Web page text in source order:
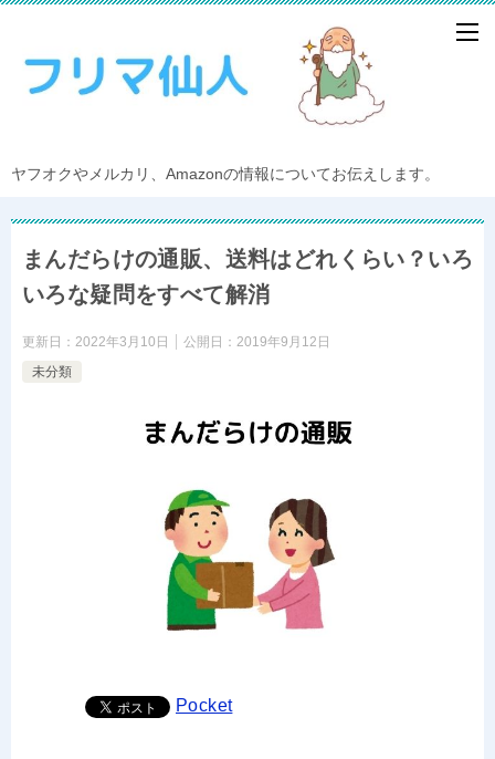
ヤフオクやメルカリ、Amazonの情報についてお伝えします。
まんだらけの通販、送料はどれくらい？いろ
いろな疑問をすべて解消
更新日： 2022年3月10日 公開日： 2019年9月12日
未分類
Pocket